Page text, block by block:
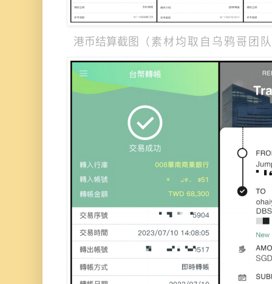
港币结算截图 （素材均取自乌鸦哥团